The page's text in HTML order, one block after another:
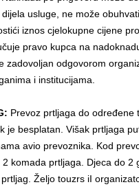
usluge, ne može
iznos cjelokupne cijene
pravo kupca na
zadovoljan odgovorom
i institucijama.
Prevoz prtljaga do određene
je besplatan. Višak prtljaga
avio prevoznika. Kod
2 komada prtljaga. Djeca do 2
Željo touzrs iI